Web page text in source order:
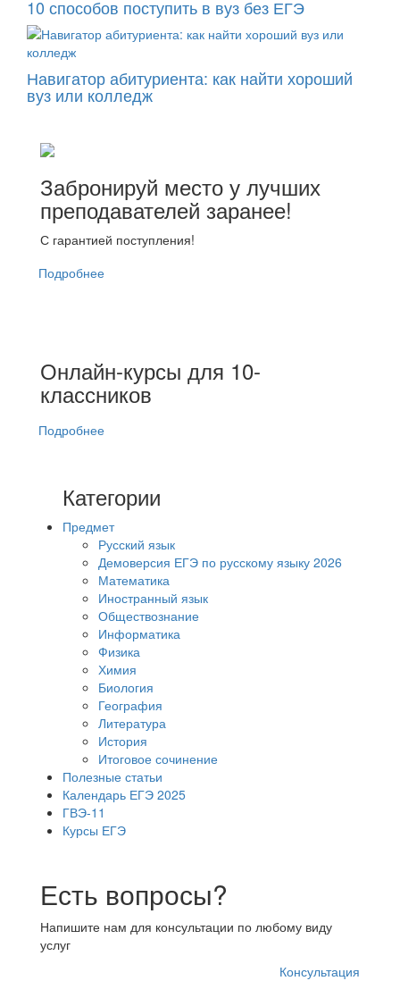
10 способов поступить в вуз без ЕГЭ
Навигатор абитуриента: как найти хороший
вуз или колледж
Забронируй место у лучших
преподавателей заранее!
С гарантией поступления!
Подробнее
Онлайн-курсы для 10-
классников
Подробнее
Категории
Предмет
Русский язык
Демоверсия ЕГЭ по русскому языку 2026
Математика
Иностранный язык
Обществознание
Информатика
Физика
Химия
Биология
География
Литература
История
Итоговое сочинение
Полезные статьи
Календарь ЕГЭ 2025
ГВЭ-11
Курсы ЕГЭ
Есть вопросы?
Напишите нам для консультации по любому виду
услуг
Консультация